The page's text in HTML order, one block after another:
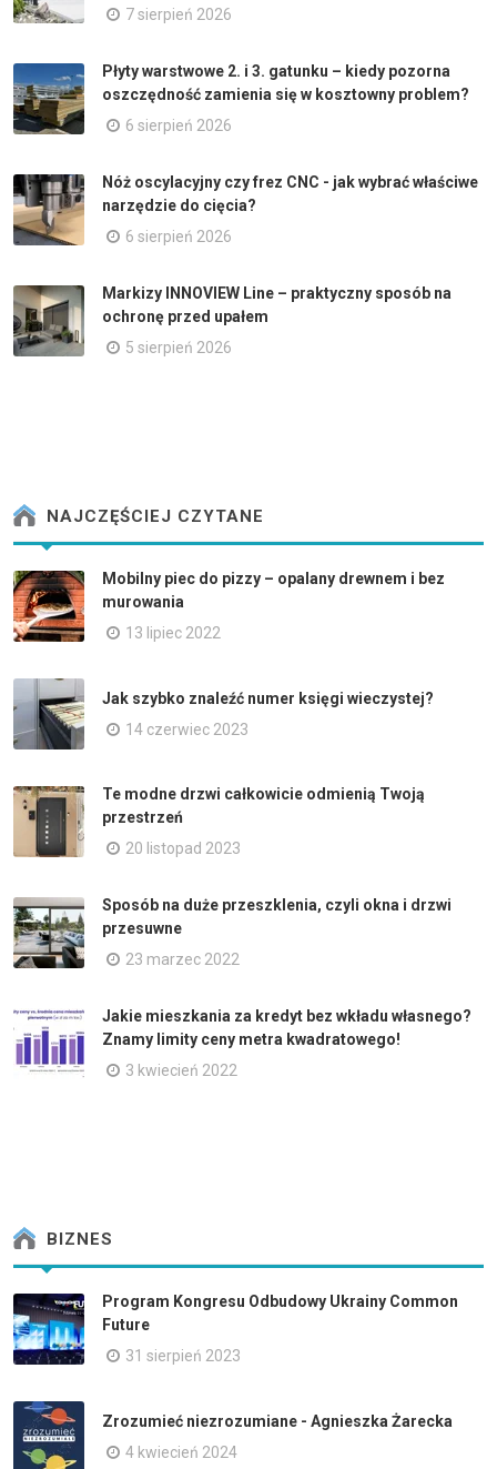
7 sierpień 2026
Płyty warstwowe 2. i 3. gatunku – kiedy pozorna
oszczędność zamienia się w kosztowny problem?
6 sierpień 2026
Nóż oscylacyjny czy frez CNC - jak wybrać właściwe
narzędzie do cięcia?
6 sierpień 2026
Markizy INNOVIEW Line – praktyczny sposób na
ochronę przed upałem
5 sierpień 2026
NAJCZĘŚCIEJ CZYTANE
Mobilny piec do pizzy – opalany drewnem i bez
murowania
13 lipiec 2022
Jak szybko znaleźć numer księgi wieczystej?
14 czerwiec 2023
Te modne drzwi całkowicie odmienią Twoją
przestrzeń
20 listopad 2023
Sposób na duże przeszklenia, czyli okna i drzwi
przesuwne
23 marzec 2022
Jakie mieszkania za kredyt bez wkładu własnego?
Znamy limity ceny metra kwadratowego!
3 kwiecień 2022
BIZNES
Program Kongresu Odbudowy Ukrainy Common
Future
31 sierpień 2023
Zrozumieć niezrozumiane - Agnieszka Żarecka
4 kwiecień 2024